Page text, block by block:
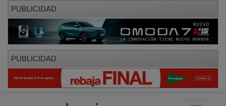
PUBLICIDAD
PUBLICIDAD